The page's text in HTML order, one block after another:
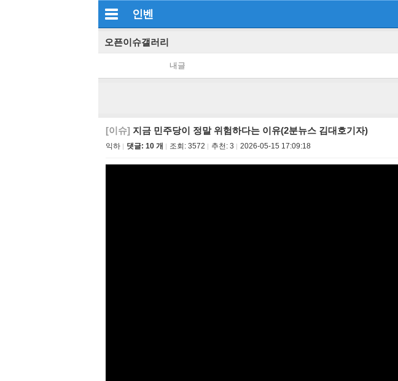
인벤
오픈이슈갤러리
내글
[이슈] 지금 민주당이 정말 위험하다는 이유(2분뉴스 김대호기자)
익하 댓글: 10 개 조회: 3572 추천: 3 2026-05-15 17:09:18